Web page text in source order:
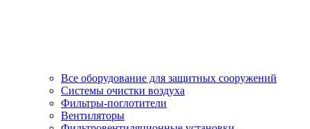
Все оборудование для защитных сооружений
Системы очистки воздуха
Фильтры-поглотители
Вентиляторы